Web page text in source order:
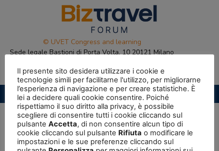
© UVET Congress and learning
Sede legale Bastioni di Porta Volta, 10 20121 Milano
Privacy Policy |Cookie Policy
Il presente sito desidera utilizzare i cookie e
tecnologie simili per facilitarne l'utilizzo, per migliorarne
l’esperienza di navigazione e per creare statistiche. È
lei a decidere quali cookie consentire. Poiché
rispettiamo il suo diritto alla privacy, è possibile
scegliere di consentire tutti i cookie cliccando sul
pulsante Accetta, di non consentire alcun tipo di
cookie cliccando sul pulsante Rifiuta o modificare le
impostazioni e le sue preferenze cliccando sul